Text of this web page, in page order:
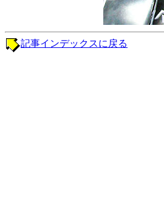
記事インデックスに戻る